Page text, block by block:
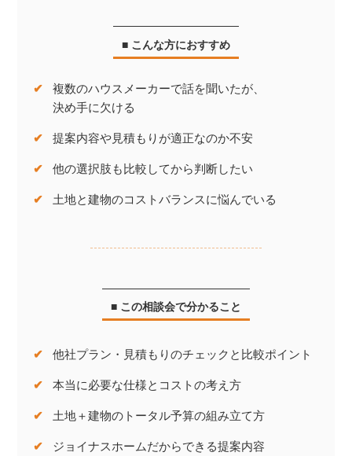
■ こんな方におすすめ
✔
複数のハウスメーカーで話を聞いたが、
決め手に欠ける
✔ 提案内容や見積もりが適正なのか不安
✔ 他の選択肢も比較してから判断したい
✔ 土地と建物のコストバランスに悩んでいる
■ この相談会で分かること
✔ 他社プラン・見積もりのチェックと比較ポイント
✔ 本当に必要な仕様と コストの考え方
✔ 土地＋建物のトータル予算の組み立て方
✔ ジョイナスホームだからできる提案内容